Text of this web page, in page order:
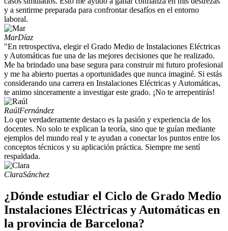
y a sentirme preparada para confrontar desafíos en el entorno
laboral.
MarDíaz
"En retrospectiva, elegir el Grado Medio de Instalaciones Eléctricas
y Automáticas fue una de las mejores decisiones que he realizado.
Me ha brindado una base segura para construir mi futuro profesional
y me ha abierto puertas a oportunidades que nunca imaginé. Si estás
considerando una carrera en Instalaciones Eléctricas y Automáticas,
te animo sinceramente a investigar este grado. ¡No te arrepentirás!
RaúlFernández
Lo que verdaderamente destaco es la pasión y experiencia de los
docentes. No solo te explican la teoría, sino que te guían mediante
ejemplos del mundo real y te ayudan a conectar los puntos entre los
conceptos técnicos y su aplicación práctica. Siempre me sentí
respaldada.
ClaraSánchez
¿Dónde estudiar el Ciclo de Grado Medio
Instalaciones Eléctricas y Automáticas en
la provincia de Barcelona?